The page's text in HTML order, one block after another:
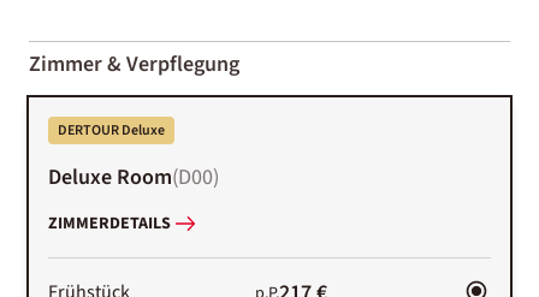
01-02
Zimmer & Verpflegung
DERTOUR Deluxe
Deluxe Room(D00)
ZIMMERDETAILS